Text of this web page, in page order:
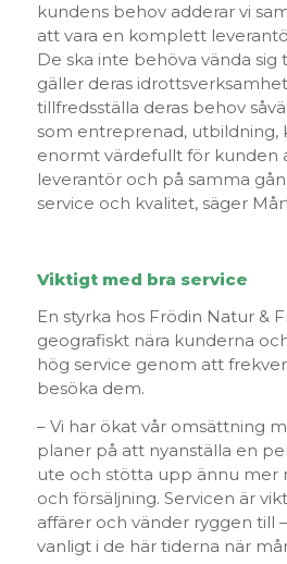
kundens behov adderar vi
att vara en komplett
De ska inte behöva vända sig
gäller deras
tillfredsställa deras behov
som entreprenad, utbildning,
enormt värdefullt för kunden
leverantör och på samma
service och kvalitet, säger
Viktigt med bra service
En styrka hos Frödin Natur &
geografiskt nära kunderna
hög service genom att
besöka dem.
– Vi har ökat vår omsättning
planer på att nyanställa en
ute och stötta upp ännu mer
och försäljning. Servicen är
affärer och vänder ryggen till
vanligt i de här tiderna när